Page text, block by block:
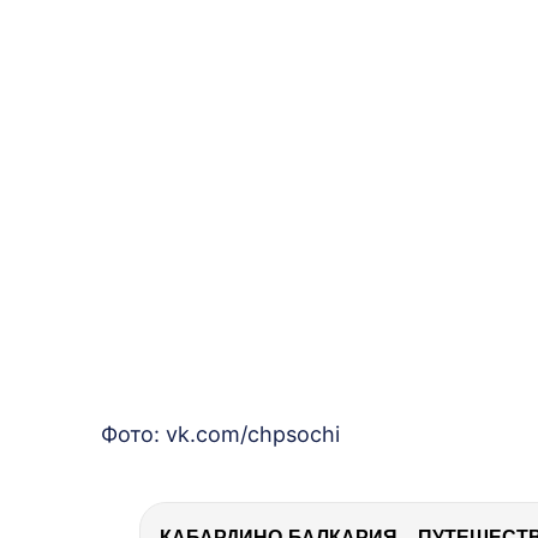
Фото: vk.com/chpsochi